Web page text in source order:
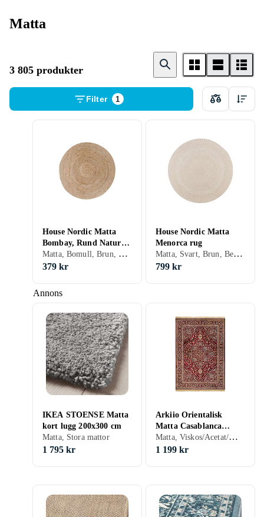
Matta
3 805 produkter
Filter 1
Annons
House Nordic Matta
Bombay, Rund Natur
jute
Matta, Bomull, Brun, Gul, Guld, Rund
379 kr
House Nordic Matta
Menorca rug
Matta, Svart, Brun, Beige, Rund
799 kr
IKEA STOENSE Matta
kort lugg 200x300 cm
Matta, Stora mattor
1 795 kr
Arkiio Orientalisk
Matta Casablanca
Kashan 200x300 cm
80109
Matta, Viskos/Acetat/Modal/Rayon, Vit, Röd, Rektangulär, Stora mattor
1 199 kr